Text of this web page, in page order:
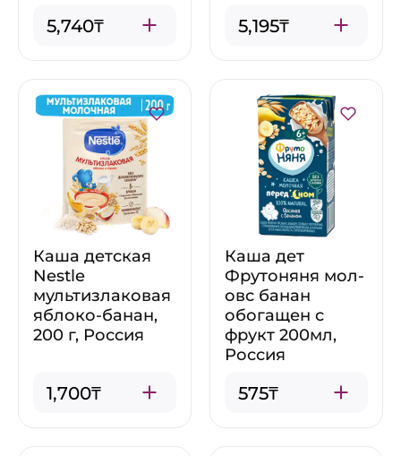
5,740₸ 5,195₸
Каша детская
Nestle
мультизлаковая
яблоко-банан,
200 г, Россия
1,700₸
Каша дет
Фрутоняня мол-
овс банан
обогащен с
фрукт 200мл,
Россия
575₸